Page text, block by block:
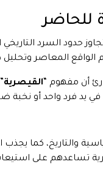
للحاضر
حدود السرد
المعاصر
أن مفهوم “ القيصرية
يد فرد واحد أو نخبة
والتاريخ، كما يجذب
تساعدهم على